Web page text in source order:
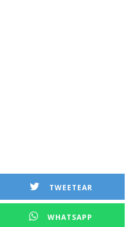
TWEETEAR
WHATSAPP